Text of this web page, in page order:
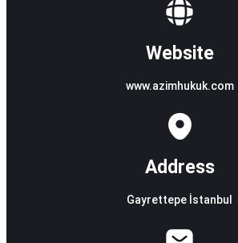
Website
www.azimhukuk.com
Address
Gayrettepe İstanbul